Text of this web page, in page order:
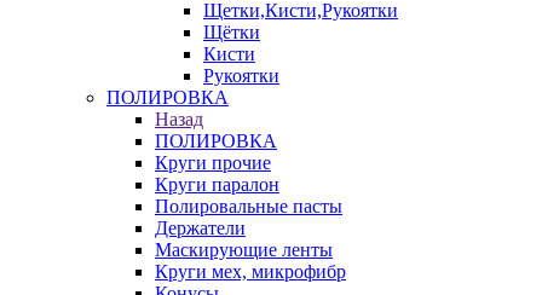
Щетки,Кисти,Рукоятки
Щётки
Кисти
Рукоятки
ПОЛИРОВКА
Назад
ПОЛИРОВКА
Круги прочие
Круги паралон
Полировальные пасты
Держатели
Маскирующие ленты
Круги мех, микрофибр